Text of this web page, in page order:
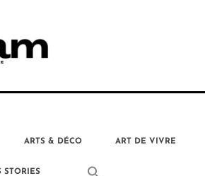
ARTS & DÉCO ART DE VIVRE
STORIES